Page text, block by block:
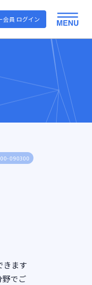
会員 ログイン
090300
きます
野でご